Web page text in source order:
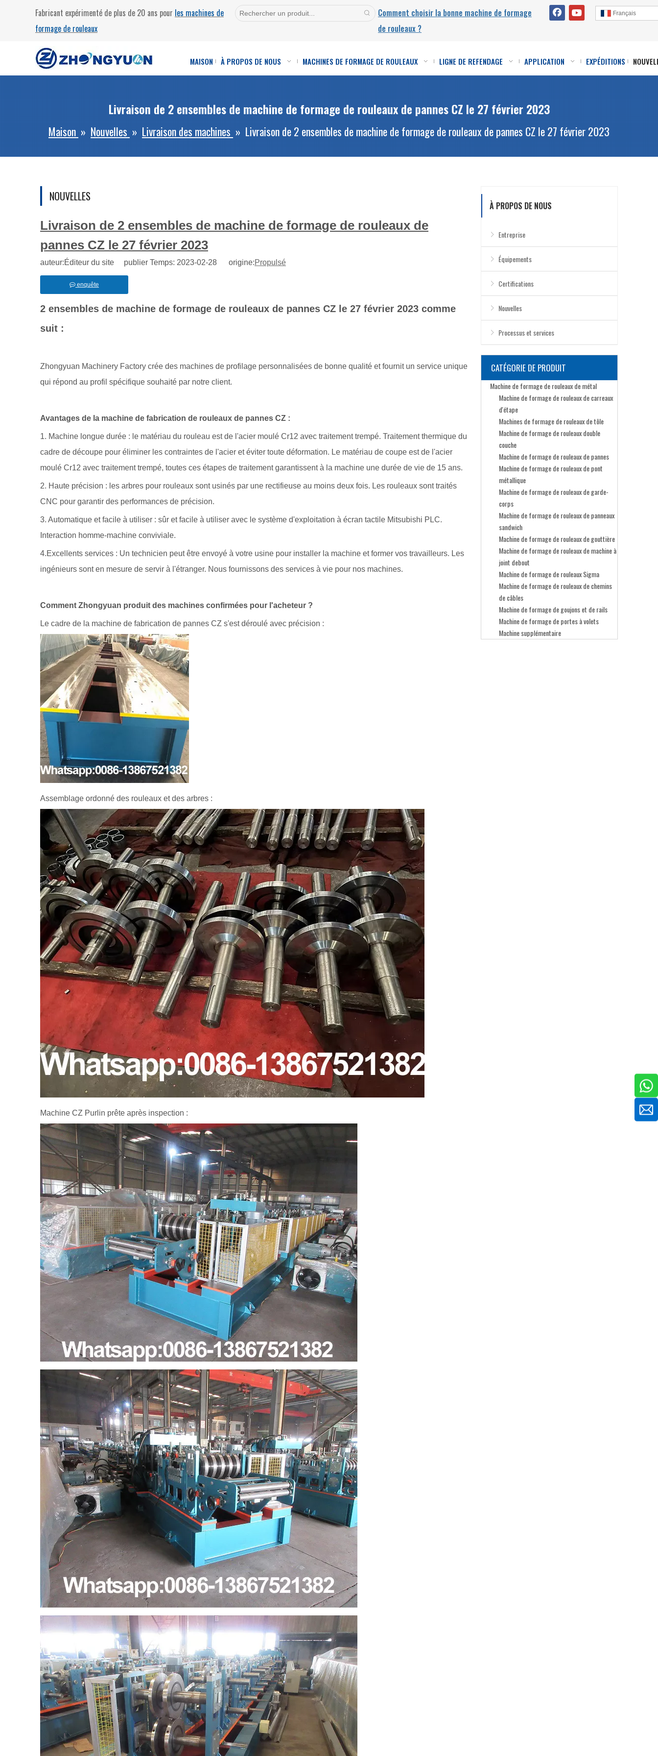
Fabricant expérimenté de plus de 20 ans pour les machines de
formage de rouleaux
Comment choisir la bonne machine de formage
de rouleaux ?
Français
MAISON À PROPOS DE NOUS MACHINES DE FORMAGE DE ROULEAUX LIGNE DE REFENDAGE APPLICATION EXPÉDITIONS
Livraison de 2 ensembles de machine de formage de rouleaux de pannes CZ le 27 février 2023
Maison » Nouvelles » Livraison des machines » Livraison de 2 ensembles de machine de formage de rouleaux de pannes CZ le 27 février 2023
NOUVELLES
Livraison de 2 ensembles de machine de formage de rouleaux de
pannes CZ le 27 février 2023
auteur:Éditeur du site publier Temps: 2023-02-28 origine:Propulsé
enquête
2 ensembles de machine de formage de rouleaux de pannes CZ le 27 février 2023 comme
suit :
Zhongyuan Machinery Factory crée des machines de profilage personnalisées de bonne qualité et fournit un service unique
qui répond au profil spécifique souhaité par notre client.
Avantages de la machine de fabrication de rouleaux de pannes CZ :
1. Machine longue durée : le matériau du rouleau est de l'acier moulé Cr12 avec traitement trempé. Traitement thermique du
cadre de découpe pour éliminer les contraintes de l'acier et éviter toute déformation. Le matériau de coupe est de l'acier
moulé Cr12 avec traitement trempé, toutes ces étapes de traitement garantissent à la machine une durée de vie de 15 ans.
2. Haute précision : les arbres pour rouleaux sont usinés par une rectifieuse au moins deux fois. Les rouleaux sont traités
CNC pour garantir des performances de précision.
3. Automatique et facile à utiliser : sûr et facile à utiliser avec le système d'exploitation à écran tactile Mitsubishi PLC.
Interaction homme-machine conviviale.
4.Excellents services : Un technicien peut être envoyé à votre usine pour installer la machine et former vos travailleurs. Les
ingénieurs sont en mesure de servir à l'étranger. Nous fournissons des services à vie pour nos machines.
Comment Zhongyuan produit des machines confirmées pour l'acheteur ?
Le cadre de la machine de fabrication de pannes CZ s'est déroulé avec précision :
Assemblage ordonné des rouleaux et des arbres :
Machine CZ Purlin prête après inspection :
À PROPOS DE NOUS
Entreprise
Équipements
Certifications
Nouvelles
Processus et services
CATÉGORIE DE PRODUIT
Machine de formage de rouleaux de métal
Machine de formage de rouleaux de carreaux
d'étape
Machines de formage de rouleaux de tôle
Machine de formage de rouleaux double
couche
Machine de formage de rouleaux de pannes
Machine de formage de rouleaux de pont
métallique
Machine de formage de rouleaux de garde-
corps
Machine de formage de rouleaux de panneaux
sandwich
Machine de formage de rouleaux de gouttière
Machine de formage de rouleaux de machine à
joint debout
Machine de formage de rouleaux Sigma
Machine de formage de rouleaux de chemins
de câbles
Machine de formage de goujons et de rails
Machine de formage de portes à volets
Machine supplémentaire